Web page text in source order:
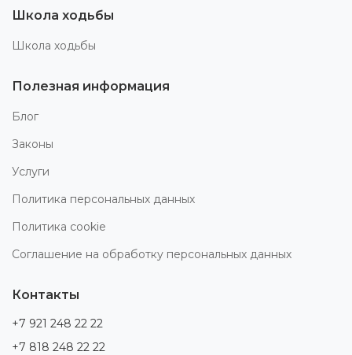
Школа ходьбы
Школа ходьбы
Полезная информация
Блог
Законы
Услуги
Политика персональных данных
Политика cookie
Соглашение на обработку персональных данных
Контакты
+7 921 248 22 22
+7 818 248 22 22